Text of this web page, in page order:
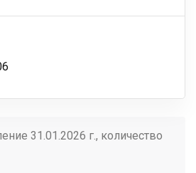
31.01.2026 г., количество